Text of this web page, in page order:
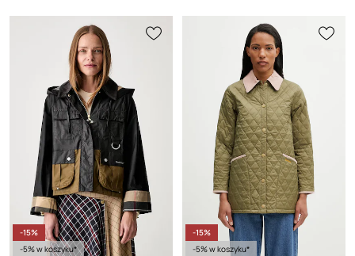
-15%
-5% w koszyku*
-15%
-5% w koszyku*